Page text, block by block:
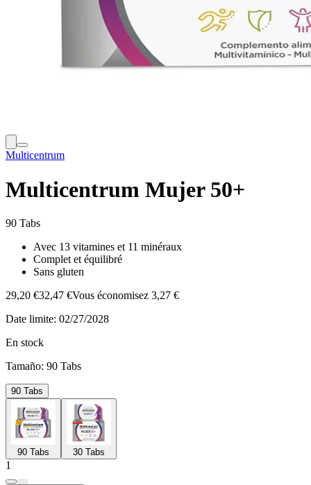
Multicentrum
Multicentrum Mujer 50+
90 Tabs
Avec 13 vitamines et 11 minéraux
Complet et équilibré
Sans gluten
29,20 €32,47 €Vous économisez 3,27 €
Date limite: 02/27/2028
En stock
Tamaño: 90 Tabs
90 Tabs
90 Tabs 30 Tabs
1